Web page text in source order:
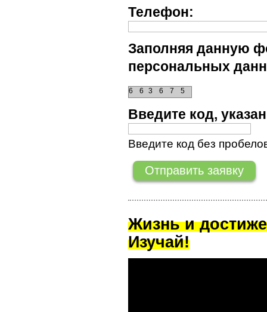
Телефон:
Заполняя данную
персональных
6 6
3
6 7 5
Введите код,
Введите код без
Жизнь и
Изучай!